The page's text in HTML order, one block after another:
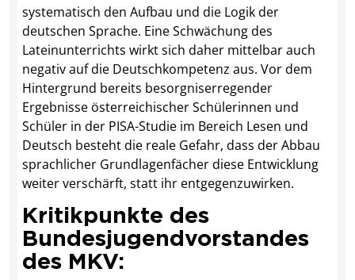
systematisch den Aufbau und die Logik der
deutschen Sprache. Eine Schwächung des
Lateinunterrichts wirkt sich daher mittelbar auch
negativ auf die Deutschkompetenz aus. Vor dem
Hintergrund bereits besorgniserregender
Ergebnisse österreichischer Schülerinnen und
Schüler in der PISA-Studie im Bereich Lesen und
Deutsch besteht die reale Gefahr, dass der Abbau
sprachlicher Grundlagenfächer diese Entwicklung
weiter verschärft, statt ihr entgegenzuwirken.
Kritikpunkte des
Bundesjugendvorstandes
des MKV: